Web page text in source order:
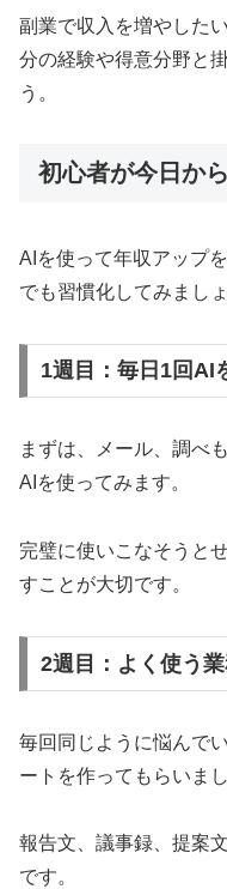
副業で収入を増やした
分の経験や得意分野と
う。
初心者が今日か
AIを使って年収アップ
でも習慣化してみましょ
1週目：毎日1回AI
まずは、メール、調べ
AIを使ってみます。
完璧に使いこなそうと
すことが大切です。
2週目：よく使う
毎回同じように悩んで
ートを作ってもらいまし
報告文、議事録、提案
です。